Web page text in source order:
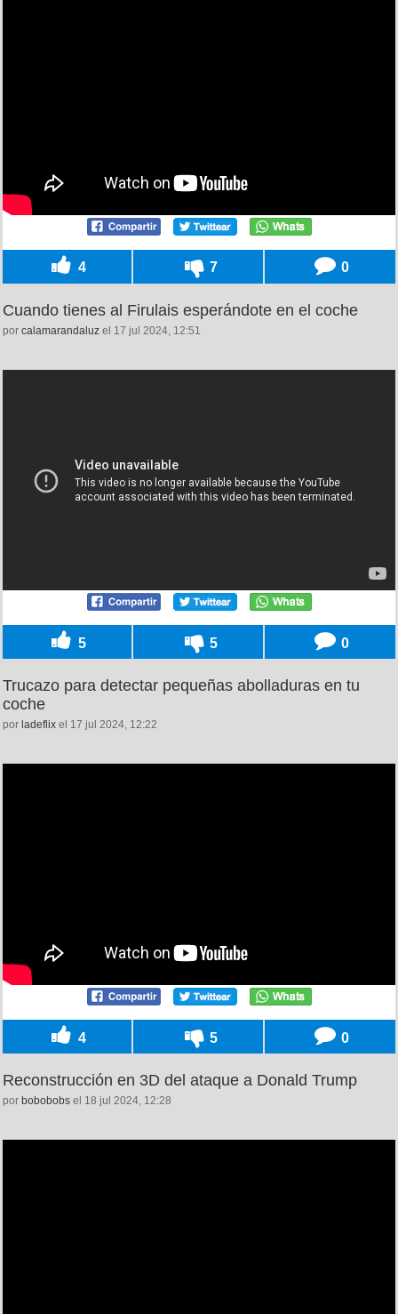
4 7 0
Cuando tienes al Firulais esperándote en el coche
por calamarandaluz el 17 jul 2024, 12:51
5 5 0
Trucazo para detectar pequeñas abolladuras en tu
coche
por ladeflix el 17 jul 2024, 12:22
4 5 0
Reconstrucción en 3D del ataque a Donald Trump
por bobobobs el 18 jul 2024, 12:28